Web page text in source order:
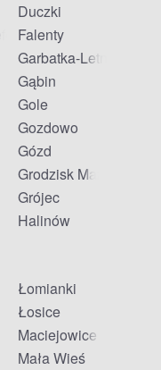
Duczki
Falenty
Garbatka-Letnisko
Gąbin
Gole
Gozdowo
Gózd
Grodzisk Mazowiecki
Grójec
Halinów
Łomianki
Łosice
Maciejowice
Mała Wieś